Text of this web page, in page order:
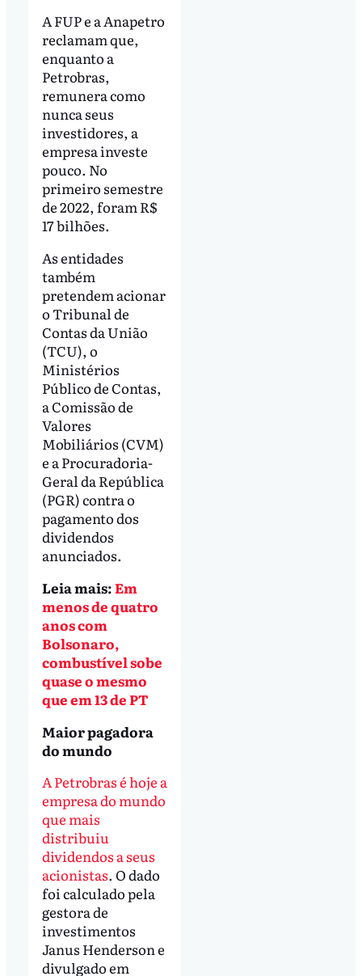
A FUP e a Anapetro
reclamam que,
enquanto a
Petrobras,
remunera como
nunca seus
investidores, a
empresa investe
pouco. No
primeiro semestre
de 2022, foram R$
17 bilhões.
As entidades
também
pretendem acionar
o Tribunal de
Contas da União
(TCU), o
Ministérios
Público de Contas,
a Comissão de
Valores
Mobiliários (CVM)
e a Procuradoria-
Geral da República
(PGR) contra o
pagamento dos
dividendos
anunciados.
Leia mais:Em
menos de quatro
anos com
Bolsonaro,
combustível sobe
quase o mesmo
que em 13 de PT
Maior pagadora
do mundo
A Petrobras é hoje a
empresa do mundo
que mais
distribuiu
dividendos a seus
acionistas. O dado
foi calculado pela
gestora de
investimentos
Janus Henderson e
divulgado em